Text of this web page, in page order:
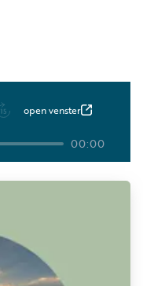
open venster
00:00